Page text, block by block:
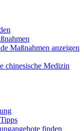
Maßnahmen anzeigen
chinesische Medizin
finden